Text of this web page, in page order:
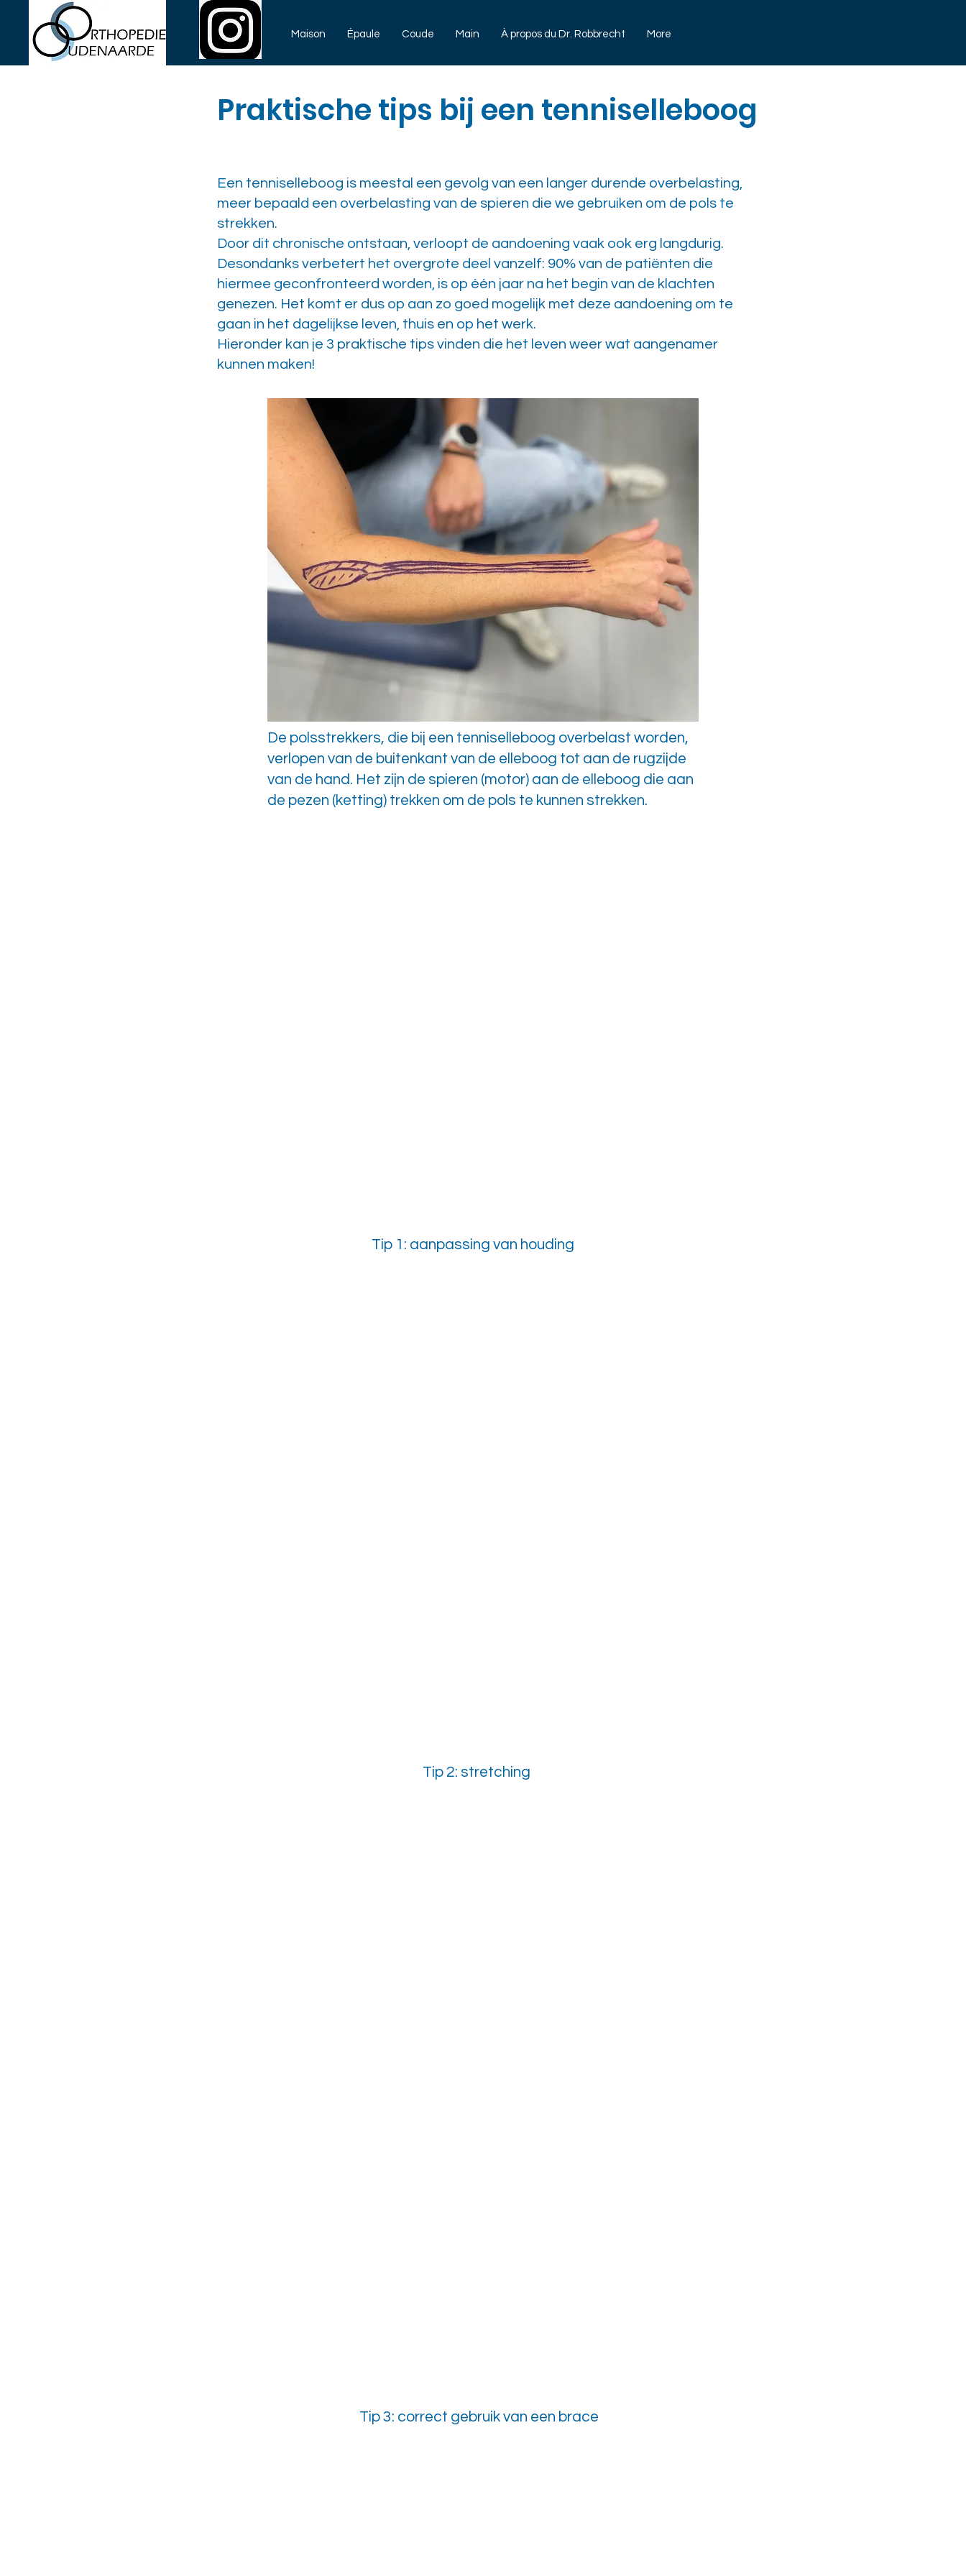
Maison Épaule Coude Main À propos du Dr. Robbrecht More
Praktische tips bij een tenniselleboog
Een tenniselleboog is meestal een gevolg van een langer durende overbelasting,
meer bepaald een overbelasting van de spieren die we gebruiken om de pols te
strekken.
Door dit chronische ontstaan, verloopt de aandoening vaak ook erg langdurig.
Desondanks verbetert het overgrote deel vanzelf: 90% van de patiënten die
hiermee geconfronteerd worden, is op één jaar na het begin van de klachten
genezen. Het komt er dus op aan zo goed mogelijk met deze aandoening om te
gaan in het dagelijkse leven, thuis en op het werk.
Hieronder kan je 3 praktische tips vinden die het leven weer wat aangenamer
kunnen maken!
De polsstrekkers, die bij een tenniselleboog overbelast worden,
verlopen van de buitenkant van de elleboog tot aan de rugzijde
van de hand. Het zijn de spieren (motor) aan de elleboog die aan
de pezen (ketting) trekken om de pols te kunnen strekken.
Tip 1: aanpassing van houding
Tip 2: stretching
Tip 3: correct gebruik van een brace